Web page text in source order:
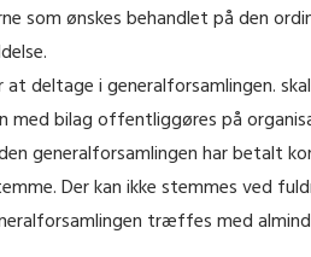
som ønskes behandlet på den
at deltage i generalforsamlingen.
med bilag offentliggøres på
generalforsamlingen har betalt
Der kan ikke stemmes ved
træffes med